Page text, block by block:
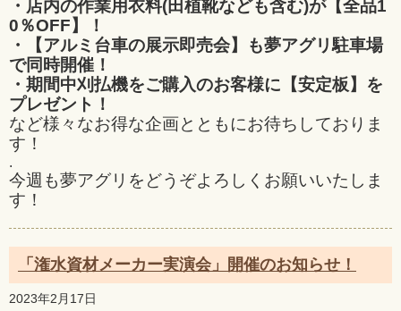
・店内の作業用衣料(田植靴なども含む)が【全品1
0％OFF】！
・【アルミ台車の展示即売会】も夢アグリ駐車場
で同時開催！
・期間中刈払機をご購入のお客様に【安定板】を
プレゼント！
など様々なお得な企画とともにお待ちしておりま
す！
.
今週も夢アグリをどうぞよろしくお願いいたしま
す！
「潅水資材メーカー実演会」開催のお知らせ！
2023年2月17日